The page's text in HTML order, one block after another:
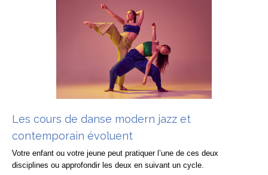
Les cours de danse modern jazz et
contemporain évoluent
Votre enfant ou votre jeune peut pratiquer l’une de ces deux
disciplines ou approfondir les deux en suivant un cycle.